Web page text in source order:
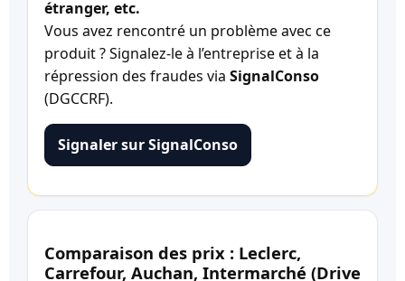
étranger, etc.
Vous avez rencontré un problème avec ce
produit ? Signalez-le à l’entreprise et à la
répression des fraudes via SignalConso
(DGCCRF).
Signaler sur SignalConso
Comparaison des prix : Leclerc,
Carrefour, Auchan, Intermarché (Drive